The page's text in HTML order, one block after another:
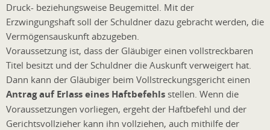
Druck- beziehungsweise Beugemittel. Mit der
Erzwingungshaft soll der Schuldner dazu gebracht werden, die
Vermögensauskunft abzugeben.
Voraussetzung ist, dass der Gläubiger einen vollstreckbaren
Titel besitzt und der Schuldner die Auskunft verweigert hat.
Dann kann der Gläubiger beim Vollstreckungsgericht einen
Antrag auf Erlass eines Haftbefehls stellen. Wenn die
Voraussetzungen vorliegen, ergeht der Haftbefehl und der
Gerichtsvollzieher kann ihn vollziehen, auch mithilfe der